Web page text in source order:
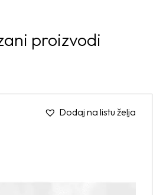
proizvodi
Dodaj na listu želja